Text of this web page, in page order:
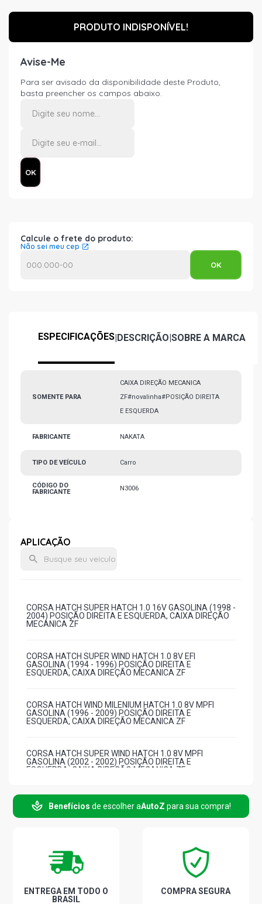
PRODUTO INDISPONÍVEL!
Avise-Me
Para ser avisado da disponibilidade deste Produto,
basta preencher os campos abaixo.
Calcule o frete do produto:
Não sei meu cep
ESPECIFICAÇÕES|DESCRIÇÃO|SOBRE A MARCA
SOMENTE PARA
CAIXA DIREÇÃO MECANICA
ZF#novalinha#POSIÇÃO DIREITA
E ESQUERDA
FABRICANTE NAKATA
TIPO DE VEÍCULO Carro
CÓDIGO DO
FABRICANTE
N3006
APLICAÇÃO
CORSA HATCH SUPER HATCH 1.0 16V GASOLINA (1998 -
2004) POSIÇÃO DIREITA E ESQUERDA, CAIXA DIREÇÃO
MECANICA ZF
CORSA HATCH SUPER WIND HATCH 1.0 8V EFI
GASOLINA (1994 - 1996) POSIÇÃO DIREITA E
ESQUERDA, CAIXA DIREÇÃO MECANICA ZF
CORSA HATCH WIND MILENIUM HATCH 1.0 8V MPFI
GASOLINA (1996 - 2009) POSIÇÃO DIREITA E
ESQUERDA, CAIXA DIREÇÃO MECANICA ZF
CORSA HATCH SUPER WIND HATCH 1.0 8V MPFI
GASOLINA (2002 - 2002) POSIÇÃO DIREITA E
ESQUERDA, CAIXA DIREÇÃO MECANICA ZF
CORSA HATCH WIND HATCH 1.0 8V MPFI GASOLINA
(2002 - 2002) POSIÇÃO DIREITA E ESQUERDA, CAIXA
DIREÇÃO MECANICA ZF
CORSA HATCH SUPER HATCH 1.0 8V GASOLINA (1995 -
1999) POSIÇÃO DIREITA E ESQUERDA, CAIXA DIREÇÃO
MECANICA ZF
CORSA HATCH GL HATCH 1.4 8V B14NZ GASOLINA
Benefícios de escolher aAutoZ para sua compra!
ENTREGA EM TODO O
BRASIL
COMPRA SEGURA